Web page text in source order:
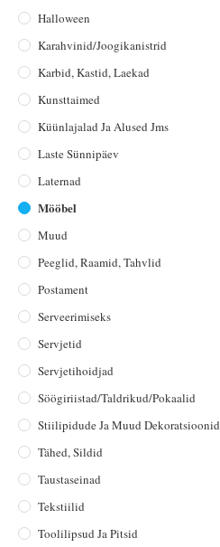
Halloween
Karahvinid/joogikanistrid
Karbid, Kastid, Laekad
Kunsttaimed
Küünlajalad Ja Alused Jms
Laste Sünnipäev
Laternad
Mööbel
Muud
Peeglid, Raamid, Tahvlid
Postament
Serveerimiseks
Servjetid
Servjetihoidjad
Söögiriistad/taldrikud/pokaalid
Stiilipidude Ja Muud Dekoratsioonid
Tähed, Sildid
Taustaseinad
Tekstiilid
Toolilipsud Ja Pitsid